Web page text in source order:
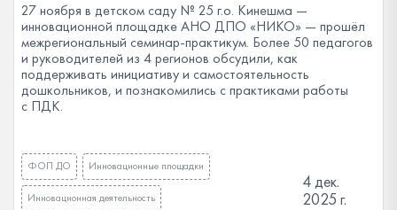
27 ноября в детском саду № 25 г.о. Кинешма —
инновационной площадке АНО ДПО «НИКО» — прошёл
межрегиональный семинар-практикум. Более 50 педагогов
и руководителей из 4 регионов обсудили, как
поддерживать инициативу и самостоятельность
дошкольников, и познакомились с практиками работы
с ПДК.
ФОП ДО Инновационные площадки
Инновационная деятельность
4 дек.
2025 г.